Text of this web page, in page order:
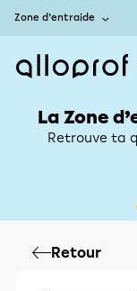
Zone d’entraide
La Zone
Retrouve ta
Retour